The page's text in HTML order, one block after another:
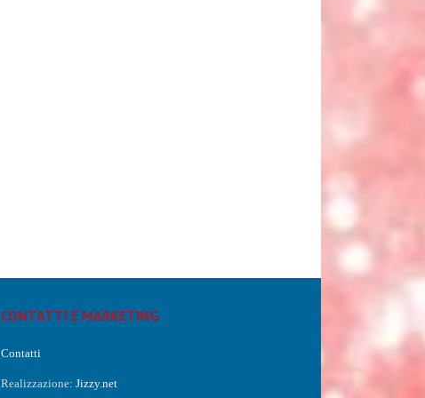
CONTATTI E MARKETING
Contatti
Realizzazione: Jizzy.net